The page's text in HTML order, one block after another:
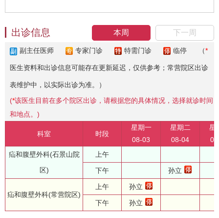
本周 下一周
出诊信息
副主任医师 专家门诊 特需门诊 临停 （*
医生资料和出诊信息可能存在更新延迟，仅供参考；常营院区出诊
表维护中，以实际出诊为准。）
(*该医生目前在多个院区出诊，请根据您的具体情况，选择就诊时间
和地点。)
科室 时段
星期一
08-03
星期二
08-04
星
疝和腹壁外科(石景山院
区)
上午
下午 孙立
疝和腹壁外科(常营院区)
上午 孙立
下午 孙立